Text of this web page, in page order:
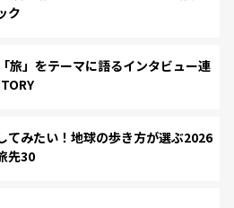
ク
旅」をテーマに語るインタビュー連
てみたい！地球の歩き方が選ぶ2026
先30